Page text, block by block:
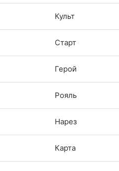
Культ
Старт
Герой
Рояль
Нарез
Карта